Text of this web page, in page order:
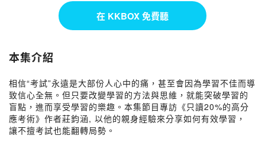
在 KKBOX 免費聽
本集介紹
相信“考試”永遠是大部份人心中的痛，甚至會因為學習不佳而導
致信心全無。但只要改變學習的方法與思維，就能突破學習的
盲點，進而享受學習的樂趣。本集節目專訪《只讀20%的高分
應考術》作者莊鈞涵, 以他的親身經驗來分享如何有效學習，
讓不擅考試也能翻轉局勢。